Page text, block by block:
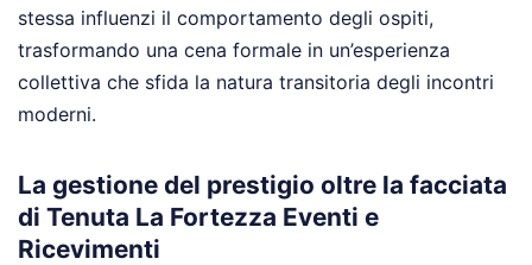
stessa influenzi il comportamento degli ospiti,
trasformando una cena formale in un’esperienza
collettiva che sfida la natura transitoria degli incontri
moderni.
La gestione del prestigio oltre la facciata
di Tenuta La Fortezza Eventi e
Ricevimenti